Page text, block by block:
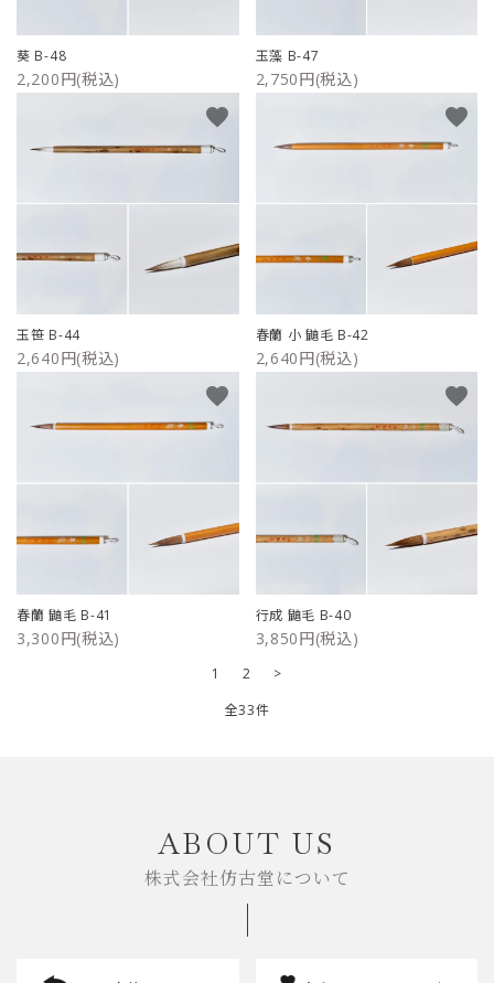
葵 B-48
2,200円(税込)
玉藻 B-47
2,750円(税込)
玉笹 B-44
2,640円(税込)
favorite
春蘭 小 鼬毛 B-42
2,640円(税込)
favorite
春蘭 鼬毛 B-41
3,300円(税込)
favorite
行成 鼬毛 B-40
3,850円(税込)
favorite
1 2
>
全33件
ABOUT US
株式会社仿古堂について